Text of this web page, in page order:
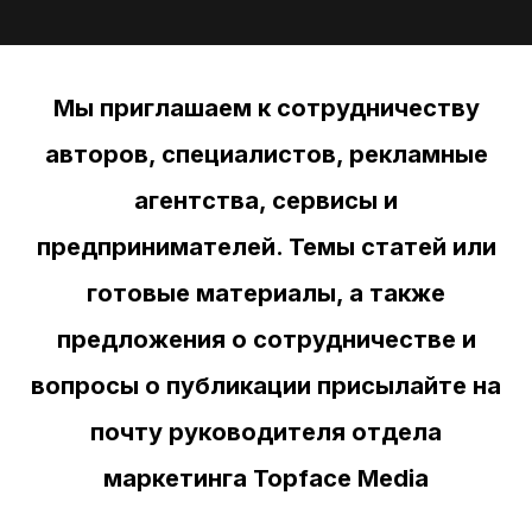
Мы приглашаем к сотрудничеству
авторов, специалистов, рекламные
агентства, сервисы и
предпринимателей. Темы статей или
готовые материалы, а также
предложения о сотрудничестве и
вопросы о публикации присылайте на
почту руководителя отдела
маркетинга Topface Media